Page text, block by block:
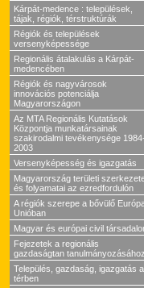
Kárpát-medence : települések,
tájak, régiók, térstruktúrák
Régiók és települések
versenyképessége
Regionális átalakulás a Kárpát-
medencében
Régiók és nagyvárosok
innovációs potenciálja
Magyarországon
Az MTA Regionális Kutatások
Központja munkatársainak
szakirodalmi tevékenysége 1984-
2003
Versenyképesség és igazgatás
Magyarország területi
és folyamatai az ezredfordulón
A régiók szerepe a bővülő
Unióban
Magyar és európai civil
Fejezetek a regionális
gazdaságtan tanulmányozásához
Település, gazdaság, igazgatás a
térben